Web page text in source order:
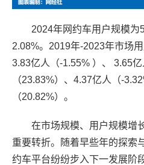
2024年网约车用户规模为
2.08%。2019年-2023年市场
3.83亿人（-1.55% ）、 3.65
（23.83%）、4.37亿人（-
（20.82%）。
在市场规模、用户规模增
重要转折。随着早些年的探索
约车平台纷纷步入下一发展阶